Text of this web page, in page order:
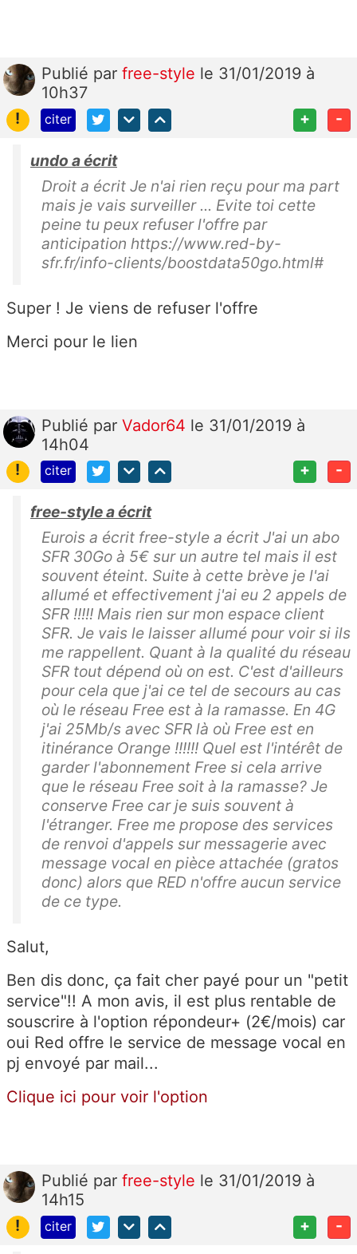
Publié par free-style le 31/01/2019 à
10h37
!
citer + -
undo a écrit
Droit a écrit Je n'ai rien reçu pour ma part
mais je vais surveiller ... Evite toi cette
peine tu peux refuser l'offre par
anticipation https://www.red-by-
sfr.fr/info-clients/boostdata50go.html#
Super ! Je viens de refuser l'offre
Merci pour le lien
Publié par Vador64 le 31/01/2019 à
14h04
!
citer + -
free-style a écrit
Eurois a écrit free-style a écrit J'ai un abo
SFR 30Go à 5€ sur un autre tel mais il est
souvent éteint. Suite à cette brève je l'ai
allumé et effectivement j'ai eu 2 appels de
SFR !!!!! Mais rien sur mon espace client
SFR. Je vais le laisser allumé pour voir si ils
me rappellent. Quant à la qualité du réseau
SFR tout dépend où on est. C'est d'ailleurs
pour cela que j'ai ce tel de secours au cas
où le réseau Free est à la ramasse. En 4G
j'ai 25Mb/s avec SFR là où Free est en
itinérance Orange !!!!!! Quel est l'intérêt de
garder l'abonnement Free si cela arrive
que le réseau Free soit à la ramasse? Je
conserve Free car je suis souvent à
l'étranger. Free me propose des services
de renvoi d'appels sur messagerie avec
message vocal en pièce attachée (gratos
donc) alors que RED n'offre aucun service
de ce type.
Salut,
Ben dis donc, ça fait cher payé pour un "petit
service"!! A mon avis, il est plus rentable de
souscrire à l'option répondeur+ (2€/mois) car
oui Red offre le service de message vocal en
pj envoyé par mail...
Clique ici pour voir l'option
Publié par free-style le 31/01/2019 à
14h15
!
citer + -